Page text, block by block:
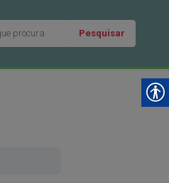
Pesquisar